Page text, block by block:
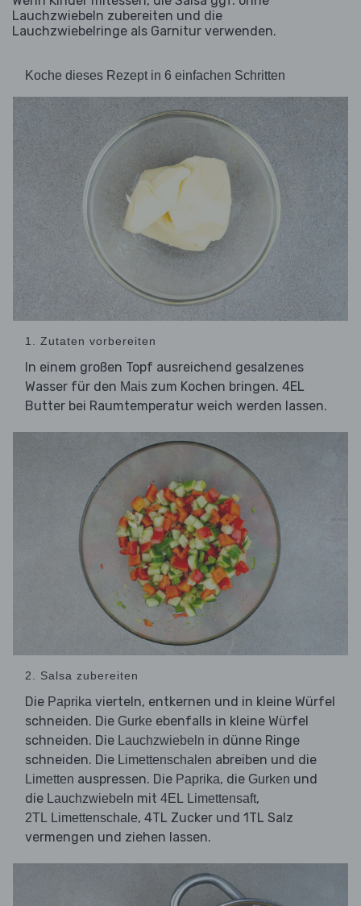
Lauchzwiebeln zubereiten und die
Lauchzwiebelringe als Garnitur verwenden.
Koche dieses Rezept in 6 einfachen Schritten
1. Zutaten vorbereiten
In einem großen Topf ausreichend gesalzenes
Wasser für den Mais zum Kochen bringen. 4EL
Butter bei Raumtemperatur weich werden lassen.
2. Salsa zubereiten
Die Paprika vierteln, entkernen und in kleine Würfel
schneiden. Die Gurke ebenfalls in kleine Würfel
schneiden. Die Lauchzwiebeln in dünne Ringe
schneiden. Die Limettenschalen abreiben und die
Limetten auspressen. Die Paprika, die Gurken und
die Lauchzwiebeln mit 4EL Limettensaft,
2TL Limettenschale, 4TL Zucker und 1TL Salz
vermengen und ziehen lassen.